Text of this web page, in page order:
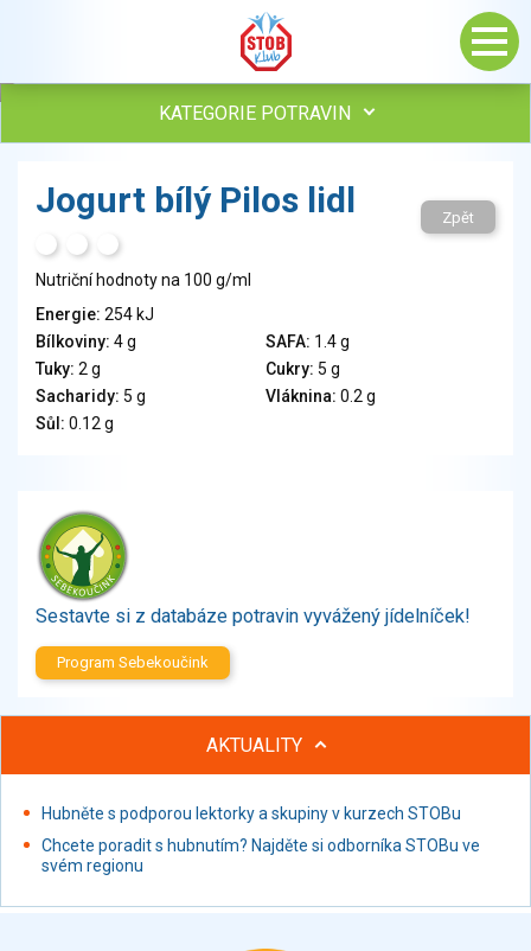
KATEGORIE POTRAVIN
Vejce
Veganské a vegetariánské výrobky
Tuky
Obiloviny, mouka, cereální výrobky
Chléb, pečivo, křehké chleby, pufované výrobky
Ořechy, semena
Zelenina
Brambory, luštěniny, houby
Sladkosti, slané výrobky
Ochucovadla, přísady, sladidla
Proteinové výrobky, doplňky stravy
Nápoje alkoholické
Restaurace, jídelny, hotová jídla
Fastfood
Studená kuchyně, lahůdkářské výrobky
Jogurt bílý Pilos lidl Zpět
Nutriční hodnoty na 100 g/ml
Energie: 254 kJ
Bílkoviny: 4 g SAFA: 1.4 g
Tuky: 2 g Cukry: 5 g
Sacharidy: 5 g Vláknina: 0.2 g
Sůl: 0.12 g
Sestavte si z databáze potravin vyvážený jídelníček!
Program Sebekoučink
AKTUALITY
Hubněte s podporou lektorky a skupiny v kurzech STOBu
Chcete poradit s hubnutím? Najděte si odborníka STOBu ve
svém regionu